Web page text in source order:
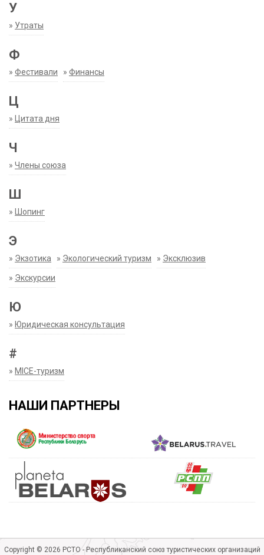
У
» Утраты
Ф
» Фестивали » Финансы
Ц
» Цитата дня
Ч
» Члены союза
Ш
» Шопинг
Э
» Экзотика » Экологический туризм » Эксклюзив
» Экскурсии
Ю
» Юридическая консультация
#
» MICE-туризм
НАШИ ПАРТНЕРЫ
Copyright © 2026 РСТО - Республиканский союз туристических организаций